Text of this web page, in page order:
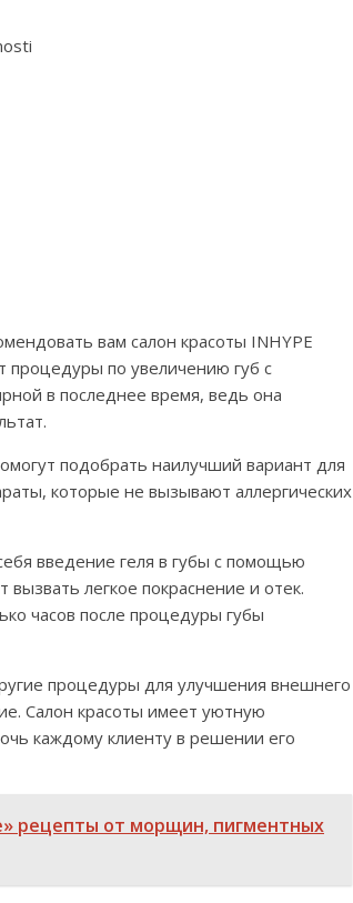
вам салон красоты INHYPE
процедуры по увеличению губ с
в последнее время, ведь она
подобрать наилучший вариант для
которые не вызывают аллергических
введение геля в губы с помощью
легкое покраснение и отек.
часов после процедуры губы
процедуры для улучшения внешнего
Салон красоты имеет уютную
каждому клиенту в решении его
рецепты от морщин, пигментных